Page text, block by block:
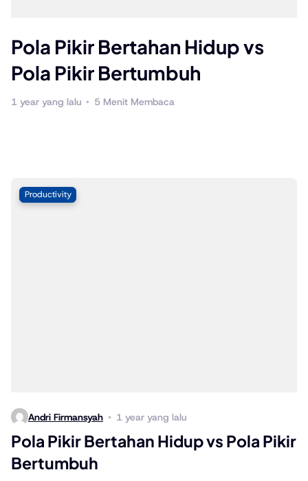
Pola Pikir Bertahan Hidup vs
Pola Pikir Bertumbuh
1 year yang lalu 5 Menit Membaca
Productivity
Andri Firmansyah 1 year yang lalu
Pola Pikir Bertahan Hidup vs Pola Pikir
Bertumbuh